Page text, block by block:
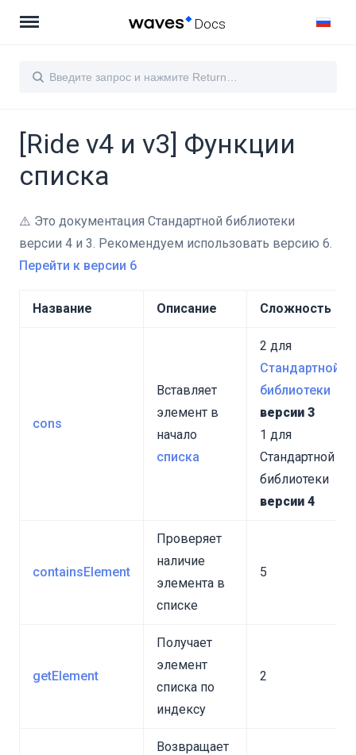
Docs
[Ride v4 и v3] Функции
списка
⚠️ Это документация Стандартной библиотеки
версии 4 и 3. Рекомендуем использовать версию 6.
Перейти к версии 6
Название Описание Сложность
cons
Вставляет
элемент в
начало
списка
2 для
Стандартной
библиотеки
версии 3
1 для
Стандартной
библиотеки
версии 4
containsElement
Проверяет
наличие
элемента в
списке
5
getElement
Получает
элемент
списка по
индексу
2
Возвращает